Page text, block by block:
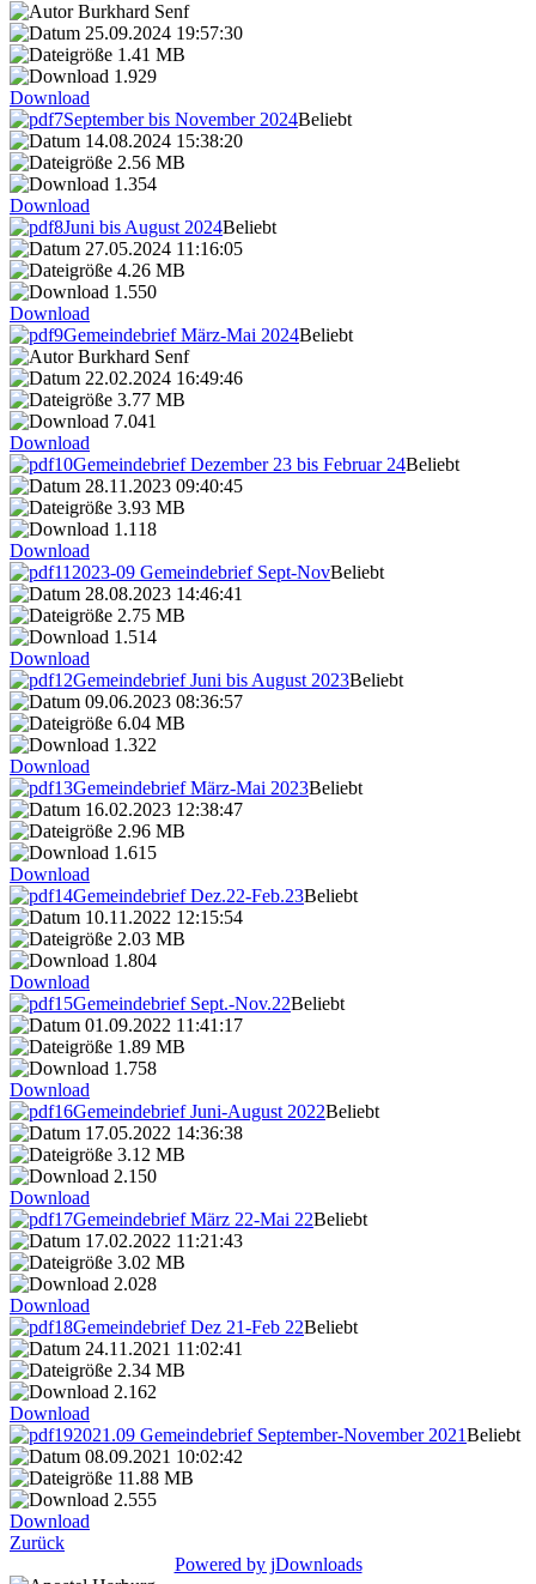
Burkhard Senf
25.09.2024 19:57:30
1.41 MB
1.929
Download
September bis November 2024Beliebt
14.08.2024 15:38:20
2.56 MB
1.354
Download
Juni bis August 2024Beliebt
27.05.2024 11:16:05
4.26 MB
1.550
Download
Gemeindebrief März-Mai 2024Beliebt
Burkhard Senf
22.02.2024 16:49:46
3.77 MB
7.041
Download
Gemeindebrief Dezember 23 bis Februar 24Beliebt
28.11.2023 09:40:45
3.93 MB
1.118
Download
2023-09 Gemeindebrief Sept-NovBeliebt
28.08.2023 14:46:41
2.75 MB
1.514
Download
Gemeindebrief Juni bis August 2023Beliebt
09.06.2023 08:36:57
6.04 MB
1.322
Download
Gemeindebrief März-Mai 2023Beliebt
16.02.2023 12:38:47
2.96 MB
1.615
Download
Gemeindebrief Dez.22-Feb.23Beliebt
10.11.2022 12:15:54
2.03 MB
1.804
Download
Gemeindebrief Sept.-Nov.22Beliebt
01.09.2022 11:41:17
1.89 MB
1.758
Download
Gemeindebrief Juni-August 2022Beliebt
17.05.2022 14:36:38
3.12 MB
2.150
Download
Gemeindebrief März 22-Mai 22Beliebt
17.02.2022 11:21:43
3.02 MB
2.028
Download
Gemeindebrief Dez 21-Feb 22Beliebt
24.11.2021 11:02:41
2.34 MB
2.162
Download
2021.09 Gemeindebrief September-November 2021Beliebt
08.09.2021 10:02:42
11.88 MB
2.555
Download
Zurück
Powered by jDownloads